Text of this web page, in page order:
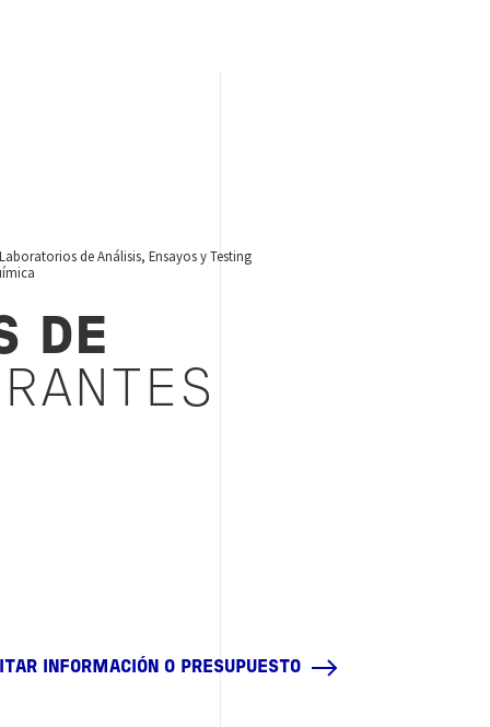
Laboratorios de Análisis, Ensayos y Testing
DE
INFORMACIÓN O PRESUPUESTO